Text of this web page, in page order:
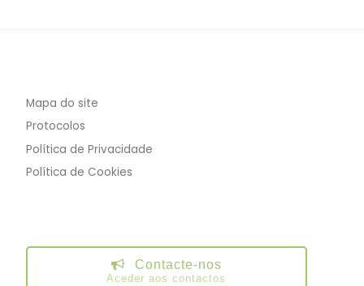
Mapa do site
Protocolos
Política de Privacidade
Política de Cookies
Contacte-nos
Aceder aos contactos